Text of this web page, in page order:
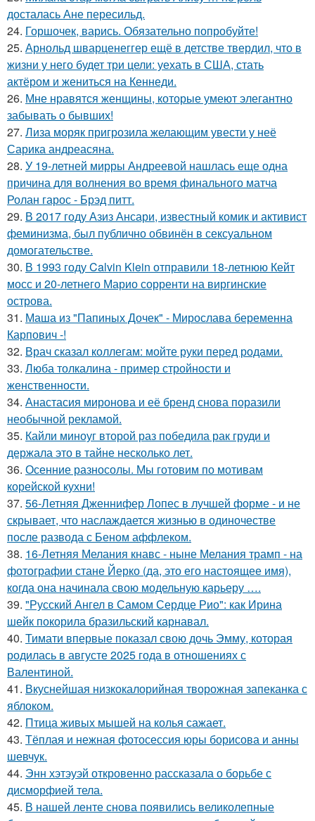
досталась Ане пересильд.
24. Горшочек, варись. Обязательно попробуйте!
25. Арнольд шварценеггер ещё в детстве твердил, что в
жизни у него будет три цели: уехать в США, стать
актёром и жениться на Кеннеди.
26. Мне нравятся женщины, которые умеют элегантно
забывать о бывших!
27. Лиза моряк пригрозила желающим увести у неё
Сарика андреасяна.
28. У 19-летней мирры Андреевой нашлась еще одна
причина для волнения во время финального матча
Ролан гарос - Брэд питт.
29. В 2017 году Азиз Ансари, известный комик и активист
феминизма, был публично обвинён в сексуальном
домогательстве.
30. В 1993 году Calvin Klein отправили 18-летнюю Кейт
мосс и 20-летнего Марио сорренти на виргинские
острова.
31. Маша из "Папиных Дочек" - Мирослава беременна
Карпович -!
32. Врач сказал коллегам: мойте руки перед родами.
33. Люба толкалина - пример стройности и
женственности.
34. Анастасия миронова и её бренд снова поразили
необычной рекламой.
35. Кайли миноуг второй раз победила рак груди и
держала это в тайне несколько лет.
36. Осенние разносолы. Мы готовим по мотивам
корейской кухни!
37. 56-Летняя Дженнифер Лопес в лучшей форме - и не
скрывает, что наслаждается жизнью в одиночестве
после развода с Беном аффлеком.
38. 16-Летняя Мелания кнавс - ныне Мелания трамп - на
фотографии стане Йерко (да, это его настоящее имя),
когда она начинала свою модельную карьеру ….
39. "Русский Ангел в Самом Сердце Рио": как Ирина
шейк покорила бразильский карнавал.
40. Тимати впервые показал свою дочь Эмму, которая
родилась в августе 2025 года в отношениях с
Валентиной.
41. Вкуснейшая низкокалорийная творожная запеканка с
яблоком.
42. Птица живых мышей на колья сажает.
43. Тёплая и нежная фотосессия юры борисова и анны
шевчук.
44. Энн хэтэуэй откровенно рассказала о борьбе с
дисморфией тела.
45. В нашей ленте снова появились великолепные